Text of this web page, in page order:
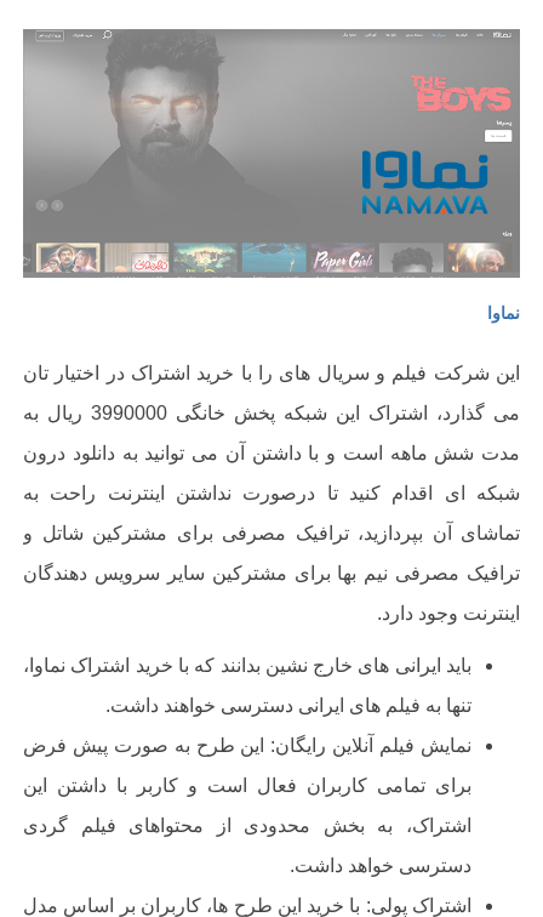
نماوا
این شرکت فیلم و سریال های را با خرید اشتراک در اختیار تان
می گذارد، اشتراک این شبکه پخش خانگی 3990000 ریال به
مدت شش ماهه است و با داشتن آن می توانید به دانلود درون
شبکه ای اقدام کنید تا درصورت نداشتن اینترنت راحت به
تماشای آن بپردازید، ترافیک مصرفی برای مشترکین شاتل و
ترافیک مصرفی نیم بها برای مشترکین سایر سرویس دهندگان
اینترنت وجود دارد.
باید ایرانی های خارج نشین بدانند که با خرید اشتراک نماوا،
تنها به فیلم های ایرانی دسترسی خواهند داشت.
نمایش فیلم آنلاین رایگان: ا ین طرح به صورت پیش فرض
برای تمامی کاربران فعال است و کاربر با داشتن این
اشتراک، به بخش محدودی از محتواهای فیلم گردی
دسترسی خواهد داشت.
اشتراک پولی: با خرید این طرح ها، کاربران بر اساس مدل